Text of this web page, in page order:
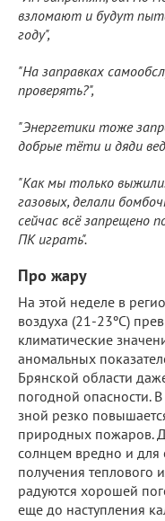
взломают и будут
году",
"На заправках
проверять?",
"Энергетики тоже
добрые тёти и дяди
"Как мы только
газовых, делали
сейчас всё запрещено
ПК играть".
Про жару
На этой неделе в
воздуха (21-23ºС)
климатические
аномальных
Брянской области
погодной опасности.
зной резко
природных пожаров.
солнцем вредно и для
получения теплового
радуются хорошей
еще до наступления